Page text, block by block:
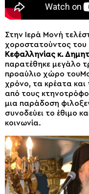
Στην Ιερά Μονή
χοροστατούντος
Κεφαλληνίας κ.
παρατέθηκε μεγάλο
προαύλιο χώρο
χρόνο, τα κρέατα
από τους
μια παράδοση
συνοδεύει το έθιμο
κοινωνία.